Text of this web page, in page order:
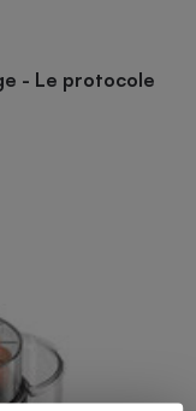
- Le protocole